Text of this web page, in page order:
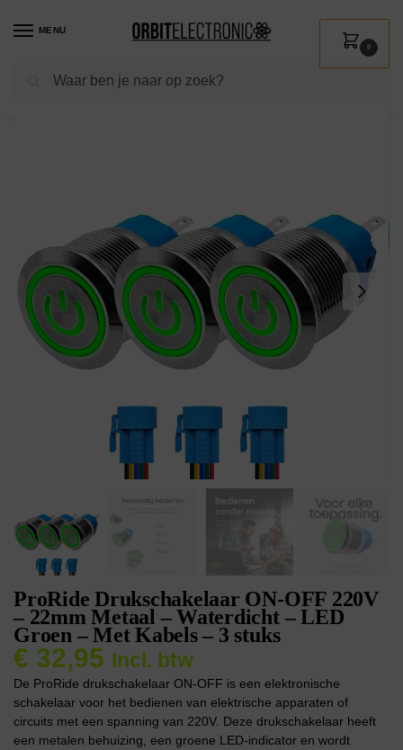
MENU
Zoeken
0
Shop / Installatie Schakelmateriaal
ProRide Drukschakelaar ON-OFF 220V
– 22mm Metaal – Waterdicht – LED
Groen – Met Kabels – 3 stuks
€ 32,95 Incl. btw
De ProRide drukschakelaar ON-OFF is een elektronische
schakelaar voor het bedienen van elektrische apparaten of
circuits met een spanning van 220V. Deze drukschakelaar heeft
een metalen behuizing, een groene LED-indicator en wordt